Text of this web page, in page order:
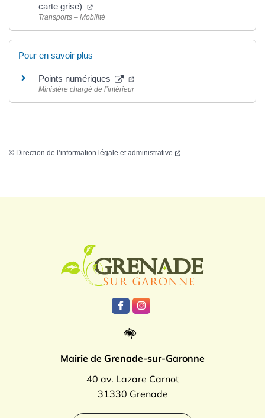
carte grise)
Transports – Mobilité
Pour en savoir plus
Points numériques
Ministère chargé de l’intérieur
© Direction de l’information légale et administrative
Lien vers le compte Facebook
Lien vers le compte
Mairie de Grenade-sur-Garonne
40 av. Lazare Carnot
31330 Grenade